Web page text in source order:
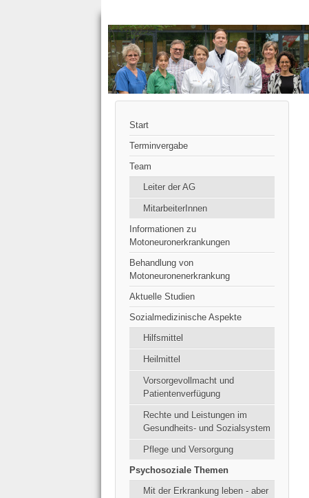
Start
Terminvergabe
Team
Leiter der AG
MitarbeiterInnen
Informationen zu
Motoneuronerkrankungen
Behandlung von
Motoneuronenerkrankung
Aktuelle Studien
Sozialmedizinische Aspekte
Hilfsmittel
Heilmittel
Vorsorgevollmacht und
Patientenverfügung
Rechte und Leistungen im
Gesundheits- und Sozialsystem
Pflege und Versorgung
Psychosoziale Themen
Mit der Erkrankung leben - aber